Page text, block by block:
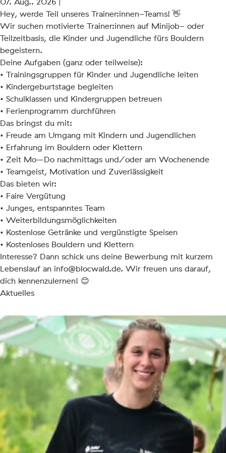
Hey, werde Teil unseres Trainer:innen-Teams! 👋
Wir suchen motivierte Trainer:innen auf Minijob- oder
Teilzeitbasis, die Kinder und Jugendliche fürs Bouldern
begeistern.
Deine Aufgaben (ganz oder teilweise):
• Trainingsgruppen für Kinder und Jugendliche leiten
• Kindergeburtstage begleiten
• Schulklassen und Kindergruppen betreuen
• Ferienprogramm durchführen
Das bringst du mit:
• Freude am Umgang mit Kindern und Jugendlichen
• Erfahrung im Bouldern oder Klettern
• Zeit Mo–Do nachmittags und/oder am Wochenende
• Teamgeist, Motivation und Zuverlässigkeit
Das bieten wir:
• Faire Vergütung
• Junges, entspanntes Team
• Weiterbildungsmöglichkeiten
• Kostenlose Getränke und vergünstigte Speisen
• Kostenloses Bouldern und Klettern
Interesse? Dann schick uns deine Bewerbung mit kurzem
Lebenslauf an info@blocwald.de. Wir freuen uns darauf,
dich kennenzulernen! 😊
Aktuelles